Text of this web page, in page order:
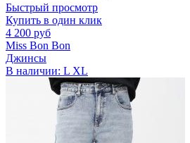
Быстрый просмотр
Купить в один клик
4 200 руб
Miss Bon Bon
Джинсы
В наличии: L XL